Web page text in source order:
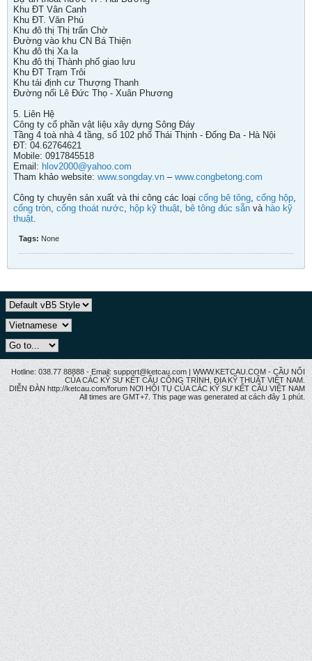
Khu ĐT Vân Canh
Khu ĐT. Văn Phú
Khu đô thị Thị trấn Chờ
Đường vào khu CN Bá Thiện
Khu đô thị Xa la
Khu đô thị Thành phố giao lưu
Khu ĐT Trạm Trôi
Khu tái định cư Thượng Thanh
Đường nối Lê Đức Thọ - Xuân Phương
5. Liên Hệ
Công ty cổ phần vật liệu xây dựng Sông Đáy
Tầng 4 toà nhà 4 tầng, số 102 phố Thái Thịnh - Đống Đa - Hà Nội
ĐT: 04.62764621
Mobile: 0917845518
Email: hlov2000@yahoo.com
Tham khảo website: www.songday.vn – www.congbetong.com
Công ty chuyên sản xuất và thi công các loại cống bê tông, cống hộp,
cống tròn, cống thoát nước, hộp kỹ thuật, bê tông đúc sẵn và hào kỹ
thuật.
Tags: None
Hotline: 038.77 88888 - Email: support@ketcau.com | WWW.KETCAU.COM - CẦU NỐI
CỦA CÁC KỸ SƯ KẾT CẤU CÔNG TRÌNH, ĐỊA KỸ THUẬT VIỆT NAM.
DIỄN ĐÀN http://ketcau.com/forum NƠI HỘI TỤ CỦA CÁC KỸ SƯ KẾT CÂU VIỆT NAM
All times are GMT+7. This page was generated at cách đây 1 phút.